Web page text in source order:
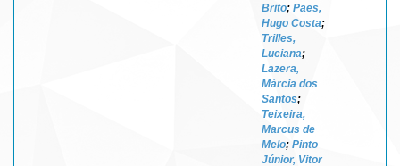
Brito; Paes,
Hugo Costa;
Trilles,
Luciana;
Lazera,
Márcia dos
Santos;
Teixeira,
Marcus de
Melo; Pinto
Júnior, Vitor